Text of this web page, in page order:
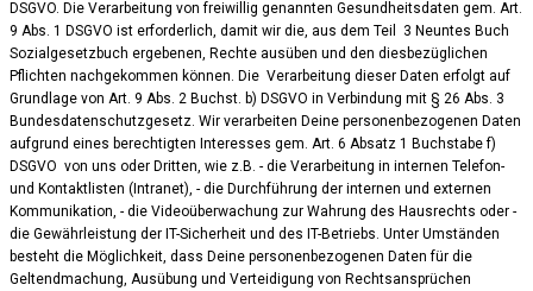
DSGVO. Die Verarbeitung von freiwillig genannten Gesundheitsdaten gem. Art.
9 Abs. 1 DSGVO ist erforderlich, damit wir die, aus dem Teil 3 Neuntes Buch
Sozialgesetzbuch ergebenen, Rechte ausüben und den diesbezüglichen
Pflichten nachgekommen können. Die Verarbeitung dieser Daten erfolgt auf
Grundlage von Art. 9 Abs. 2 Buchst. b) DSGVO in Verbindung mit § 26 Abs. 3
Bundesdatenschutzgesetz. Wir verarbeiten Deine personenbezogenen Daten
aufgrund eines berechtigten Interesses gem. Art. 6 Absatz 1 Buchstabe f)
DSGVO von uns oder Dritten, wie z.B. - die Verarbeitung in internen Telefon-
und Kontaktlisten (Intranet), - die Durchführung der internen und externen
Kommunikation, - die Videoüberwachung zur Wahrung des Hausrechts oder -
die Gewährleistung der IT-Sicherheit und des IT-Betriebs. Unter Umständen
besteht die Möglichkeit, dass Deine personenbezogenen Daten für die
Geltendmachung, Ausübung und Verteidigung von Rechtsansprüchen